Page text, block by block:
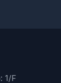
1/F